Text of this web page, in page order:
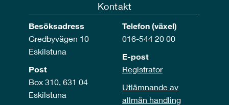
Kontakt
Besöksadress
Gredbyvägen 10
Eskilstuna
Post
Box 310, 631 04
Eskilstuna
Telefon (växel)
016-544 20 00
E-post
Registrator
Utlämnande av
allmän handling